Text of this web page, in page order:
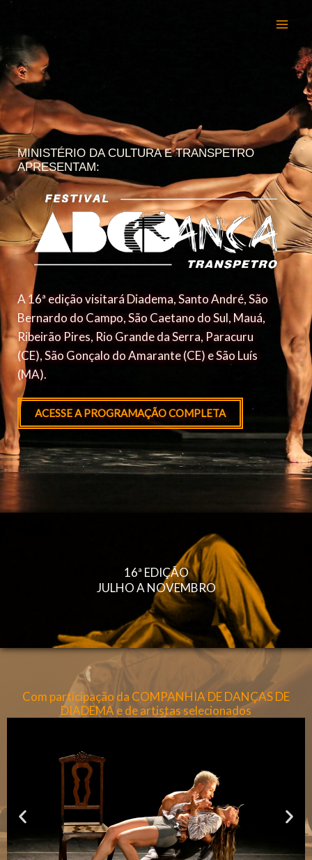
o
conteúdo
MINISTÉRIO DA CULTURA E TRANSPETRO
APRESENTAM:
A 16ª edição visitará Diadema, Santo André, São
Bernardo do Campo, São Caetano do Sul, Mauá,
Ribeirão Pires, Rio Grande da Serra, Paracuru
(CE), São Gonçalo do Amarante (CE) e São Luís
(MA).
ACESSE A PROGRAMAÇÃO COMPLETA
16ª EDIÇÃO
JULHO A NOVEMBRO
Com participação da COMPANHIA DE DANÇAS DE
DIADEMA e de artistas selecionados